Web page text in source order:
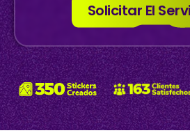
Solicitar El